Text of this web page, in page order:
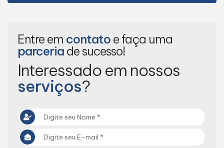
Entre em contato e faça uma
parceria de sucesso!
Interessado em nossos
serviços?